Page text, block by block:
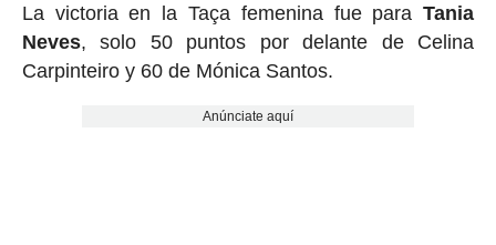
La victoria en la Taça femenina fue paraTania
Neves, solo 50 puntos por delante de Celina
Carpinteiro y 60 de Mónica Santos.
Anúnciate aquí